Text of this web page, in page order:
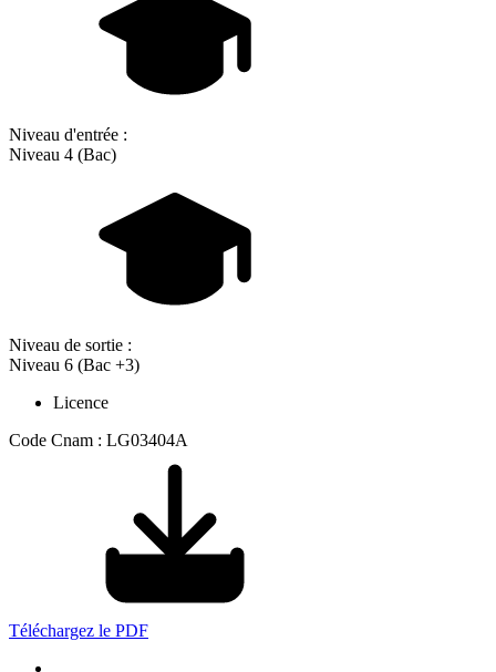
Niveau d'entrée :
Niveau 4 (Bac)
Niveau de sortie :
Niveau 6 (Bac +3)
Licence
Code Cnam : LG03404A
Téléchargez le PDF